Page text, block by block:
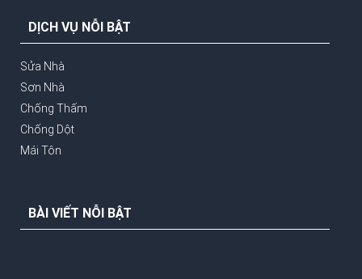
DỊCH VỤ NỖI BẬT
Sửa Nhà
Sơn Nhà
Chống Thấm
Chống Dột
Mái Tôn
BÀI VIẾT NỖI BẬT